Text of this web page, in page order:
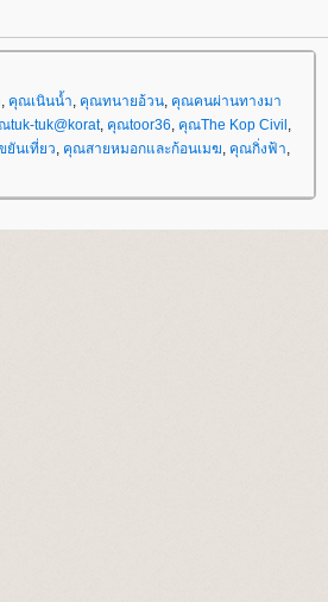
, คุณเนินน้ำ, คุณทนายอ้วน, คุณคนผ่านทางมา
tuk-tuk@korat, คุณtoor36, คุณThe Kop Civil ,
นเที่ยว, คุณสายหมอกและก้อนเมฆ, คุณกิ่งฟ้า,